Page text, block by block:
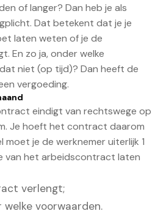
of langer? Dan heb je als
Dat betekent dat je je
laten weten of je de
En zo ja, onder welke
niet (op tijd)? Dan heeft de
vergoeding.
eindigt van rechtswege op
Je hoeft het contract daarom
moet je de werknemer uiterlijk 1
van het arbeidscontract laten
verlengt;
welke voorwaarden.